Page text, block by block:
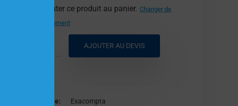
d'ajouter ce produit au panier. Changer de
département
AJOUTER AU DEVIS
Marque Exacompta